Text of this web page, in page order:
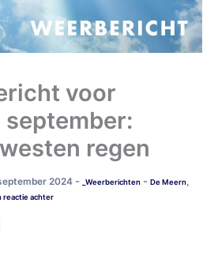
voor
september:
regen
2024 - _Weerberichten - De Meern,
reactie achter